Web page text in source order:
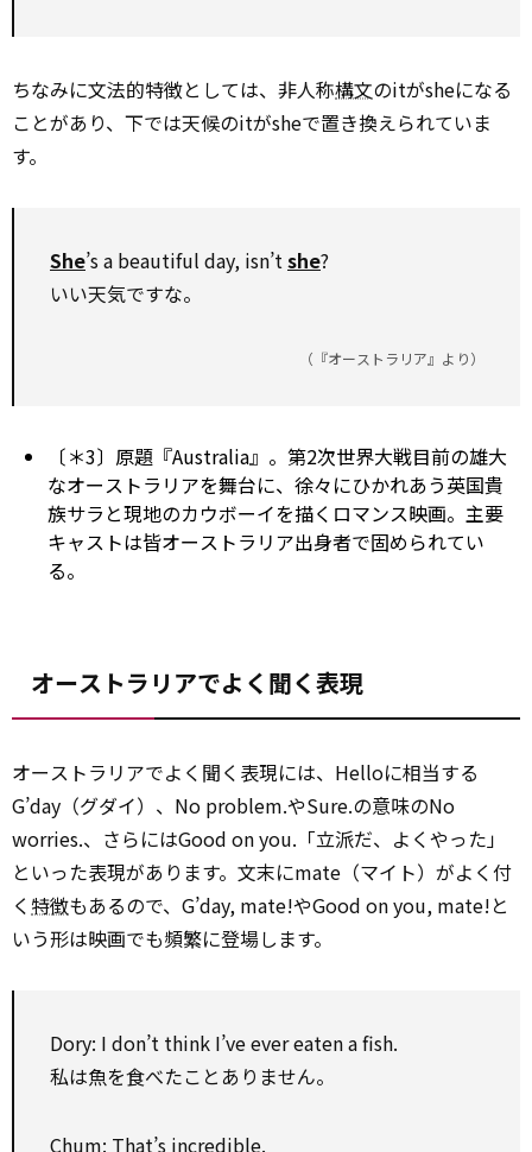
ちなみに文法的特徴としては、非人称構文のitがsheになる
ことがあり、下では天候のitがsheで置き換えられていま
す。
She’s a beautiful day, isn’t she?
いい天気ですな。
（『オーストラリア』より）
〔＊3〕原題『Australia』。第2次世界大戦目前の雄大
なオーストラリアを舞台に、徐々にひかれあう英国貴
族サラと現地のカウボーイを描くロマンス映画。主要
キャストは皆オーストラリア出身者で固められてい
る。
オーストラリアでよく聞く表現
オーストラリアでよく聞く表現には、Helloに相当する
G’day（グダイ）、No problem.やSure.の意味のNo
worries.、さらにはGood on you.「立派だ、よくやった」
といった表現があります。文末にmate（マイト）がよく付
く 特徴もあるので、G’day, mate!やGood on you, mate!と
いう形は映画でも頻繁に登場します。
Dory: I don’t think I’ve ever eaten a fish.
私は魚を食べたことありません。
Chum: That’s incredible.